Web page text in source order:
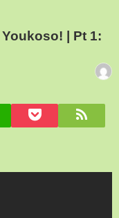
| Pt 1: